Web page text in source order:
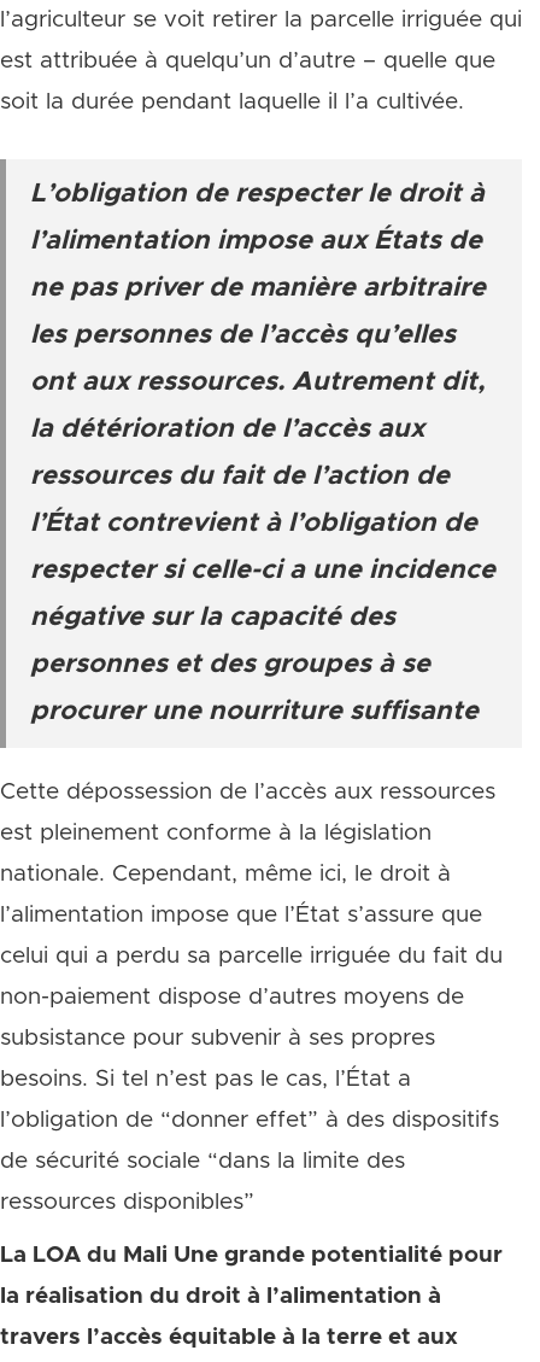
l’agriculteur se voit retirer la parcelle irriguée qui
est attribuée à quelqu’un d’autre – quelle que
soit la durée pendant laquelle il l’a cultivée.
L’obligation de respecter le droit à
l’alimentation impose aux États de
ne pas priver de manière arbitraire
les personnes de l’accès qu’elles
ont aux ressources. Autrement dit,
la détérioration de l’accès aux
ressources du fait de l’action de
l’État contrevient à l’obligation de
respecter si celle-ci a une incidence
négative sur la capacité des
personnes et des groupes à se
procurer une nourriture suffisante
Cette dépossession de l’accès aux ressources
est pleinement conforme à la législation
nationale. Cependant, même ici, le droit à
l’alimentation impose que l’État s’assure que
celui qui a perdu sa parcelle irriguée du fait du
non-paiement dispose d’autres moyens de
subsistance pour subvenir à ses propres
besoins. Si tel n’est pas le cas, l’État a
l’obligation de “donner effet” à des dispositifs
de sécurité sociale “dans la limite des
ressources disponibles”
La LOA du Mali Une grande potentialité pour
la réalisation du droit à l’alimentation à
travers l’accès équitable à la terre et aux